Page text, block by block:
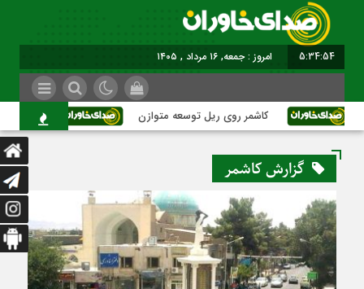
5:34:54 برابر با : Friday - 7 August - 202
کاشمر روی ریل توسعه متوازن کاشمر؛
گزارش کاشمر